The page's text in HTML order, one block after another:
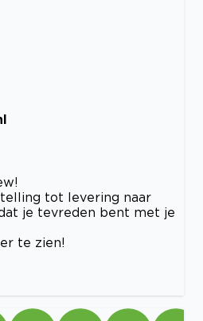
tot levering naar
je tevreden bent met je
te zien!